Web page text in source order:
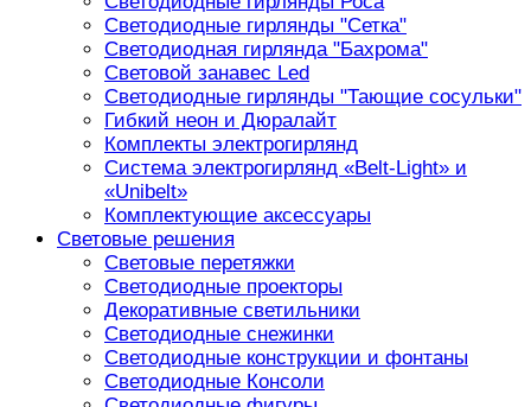
Светодиодные гирлянды "Сетка"
Светодиодная гирлянда "Бахрома"
Световой занавес Led
Светодиодные гирлянды "Тающие сосульки"
Гибкий неон и Дюралайт
Комплекты электрогирлянд
Система электрогирлянд «Belt-Light» и
«Unibelt»
Комплектующие аксессуары
Световые решения
Световые перетяжки
Светодиодные проекторы
Декоративные светильники
Светодиодные снежинки
Светодиодные конструкции и фонтаны
Светодиодные Консоли